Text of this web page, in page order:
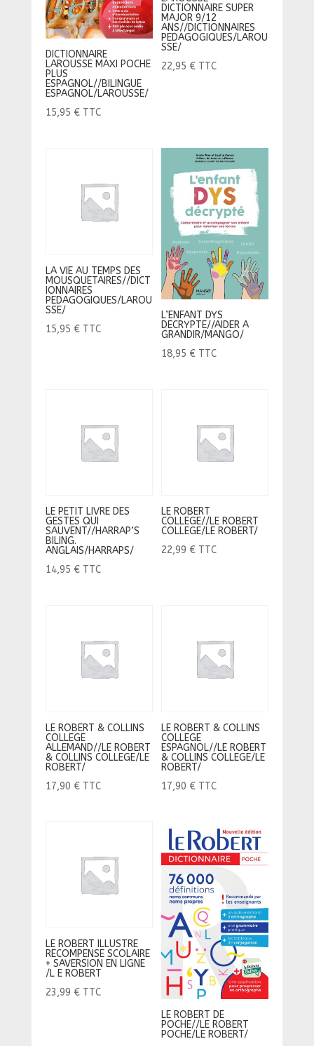
DICTIONNAIRE
LAROUSSE MAXI POCHE
PLUS
ESPAGNOL//BILINGUE
ESPAGNOL/LAROUSSE/
15,95 € TTC
DICTIONNAIRE SUPER
MAJOR 9/12
ANS//DICTIONNAIRES
PEDAGOGIQUES/LAROU
SSE/
22,95 € TTC
LA VIE AU TEMPS DES
MOUSQUETAIRES//DICT
IONNAIRES
PEDAGOGIQUES/LAROU
SSE/
15,95 € TTC
L’ENFANT DYS
DECRYPTE//AIDER A
GRANDIR/MANGO/
18,95 € TTC
LE PETIT LIVRE DES
GESTES QUI
SAUVENT//HARRAP’S
BILING.
ANGLAIS/HARRAPS/
14,95 € TTC
LE ROBERT
COLLEGE//LE ROBERT
COLLEGE/LE ROBERT/
22,99 € TTC
LE ROBERT & COLLINS
COLLEGE
ALLEMAND//LE ROBERT
& COLLINS COLLEGE/LE
ROBERT/
17,90 € TTC
LE ROBERT & COLLINS
COLLEGE
ESPAGNOL//LE ROBERT
& COLLINS COLLEGE/LE
ROBERT/
17,90 € TTC
LE ROBERT ILLUSTRE
RECOMPENSE SCOLAIRE
+ SAVERSION EN LIGNE
/L E ROBERT
23,99 € TTC
LE ROBERT DE
POCHE//LE ROBERT
POCHE/LE ROBERT/